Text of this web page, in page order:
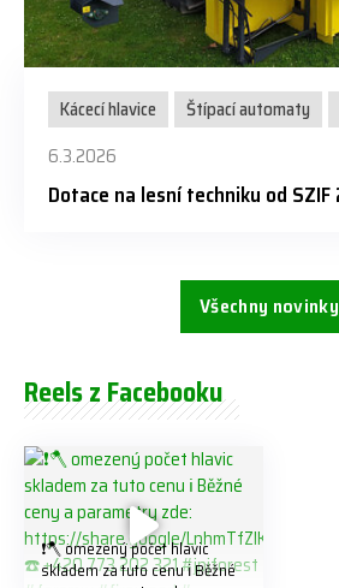
Kácecí hlavice Štípací automaty
6.3.2026
Dotace na lesní techniku od SZIF
Všechny novinky
Reels z Facebooku
❗️🪓 omezený počet hlavic
skladem za tuto cenu ℹ️ Běžné